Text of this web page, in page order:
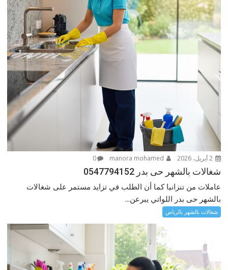
2 أبريل، 2026 0
شغالات بالشهر حى بدر 0547794152
عاملات من تنزانيا كما أن الطلب في تزايد مستمر على شغالات
بالشهر حى بدر اللواتي يبرعن...
شغالات بالشهر بالرياض